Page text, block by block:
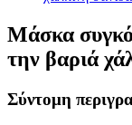
Μάσκα
την βαριά
Σύντομη